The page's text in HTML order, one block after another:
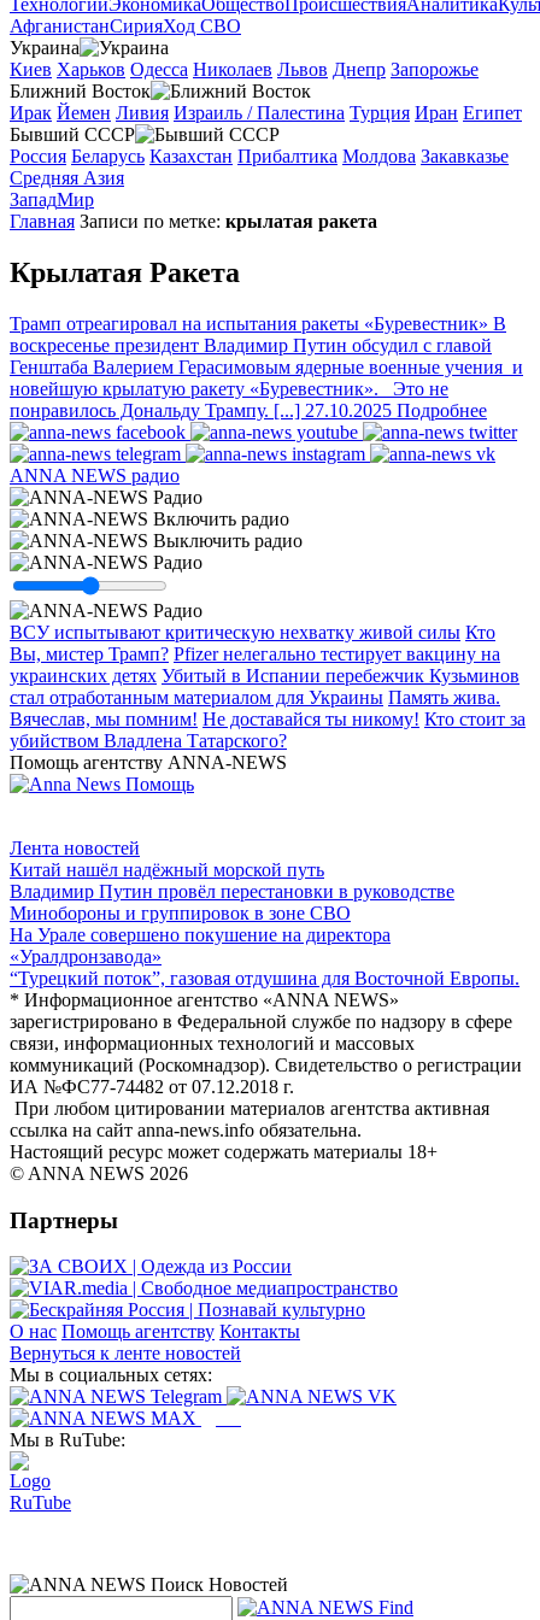
ТехнологииЭкономикаОбществоПроисшествияАналитика
АфганистанСирияХод СВО
Украина
Киев Харьков Одесса Николаев Львов Днепр Запорожье
Ближний Восток
Ирак Йемен Ливия Израиль / Палестина Турция Иран Египет
Бывший СССР
Россия Беларусь Казахстан Прибалтика Молдова Закавказье
Средняя Азия
ЗападМир
Главная Записи по метке: крылатая ракета
Крылатая Ракета
Трамп отреагировал на испытания ракеты «Буревестник» В
воскресенье президент Владимир Путин обсудил с главой
Генштаба Валерием Герасимовым ядерные военные учения и
новейшую крылатую ракету «Буревестник». Это не
понравилось Дональду Трампу. [...] 27.10.2025 Подробнее
ANNA NEWS радио
ВСУ испытывают критическую нехватку живой силы Кто
Вы, мистер Трамп? Pfizer нелегально тестирует вакцину на
украинских детях Убитый в Испании перебежчик Кузьминов
стал отработанным материалом для Украины Память жива.
Вячеслав, мы помним! Не доставайся ты никому! Кто стоит за
убийством Владлена Татарского?
Помощь агентству ANNA-NEWS
Лента новостей
Китай нашёл надёжный морской путь
Владимир Путин провёл перестановки в руководстве
Минобороны и группировок в зоне СВО
На Урале совершено покушение на директора
«Уралдронзавода»
“Турецкий поток”, газовая отдушина для Восточной Европы.
* Информационное агентство «ANNA NEWS»
зарегистрировано в Федеральной службе по надзору в сфере
связи, информационных технологий и массовых
коммуникаций (Роскомнадзор). Свидетельство о регистрации
ИА №ФС77-74482 от 07.12.2018 г.
При любом цитировании материалов агентства активная
ссылка на сайт anna-news.info обязательна.
Настоящий ресурс может содержать материалы 18+
© ANNA NEWS 2026
Партнеры
О нас Помощь агентству Контакты
Вернуться к ленте новостей
Мы в социальных сетях:
Мы в RuTube: